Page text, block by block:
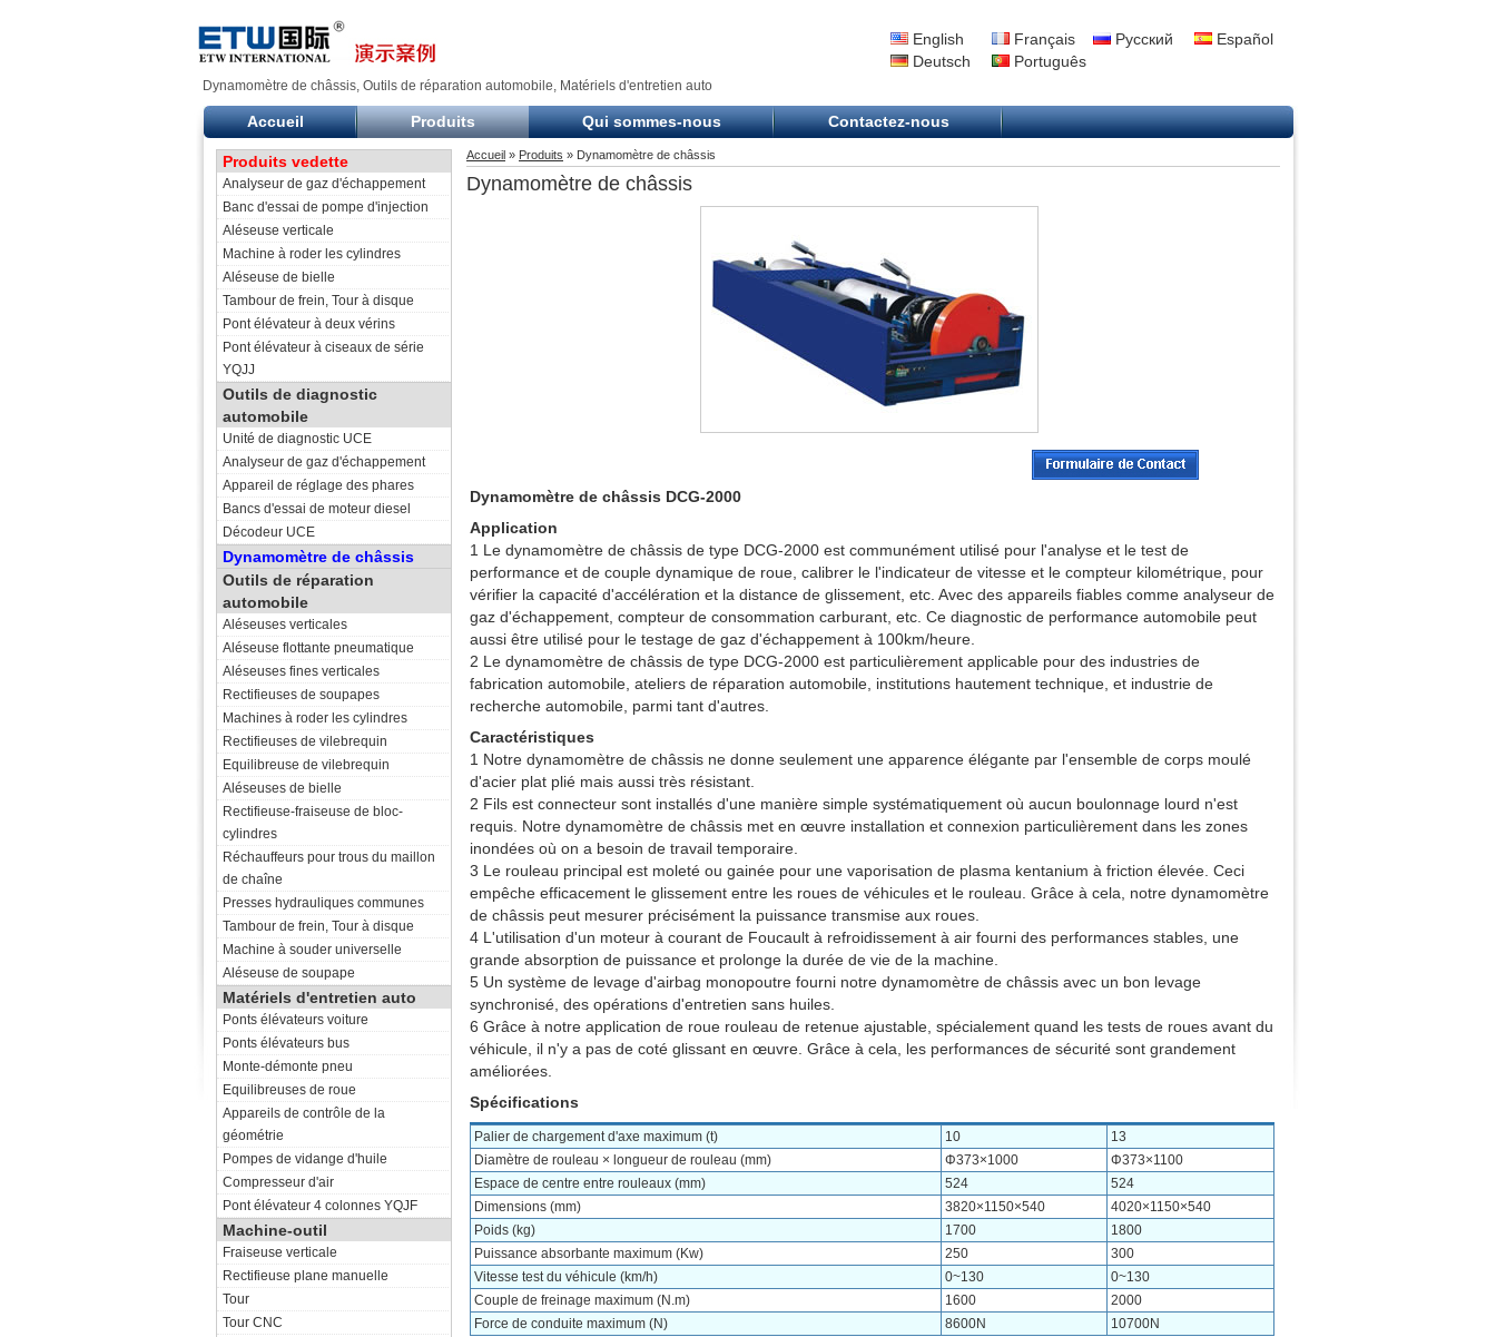
Dynamomètre de châssis, Outils de réparation automobile, Matériels d'entretien auto
English Français Русский
Español
Deutsch
Português
Accueil Produits Qui sommes-nous Contactez-nous
Produits vedette
Analyseur de gaz d'échappement
Banc d'essai de pompe d'injection
Aléseuse verticale
Machine à roder les cylindres
Aléseuse de bielle
Tambour de frein, Tour à disque
Pont élévateur à deux vérins
Pont élévateur à ciseaux de série
YQJJ
Outils de diagnostic
automobile
Unité de diagnostic UCE
Analyseur de gaz d'échappement
Appareil de réglage des phares
Bancs d'essai de moteur diesel
Décodeur UCE
Dynamomètre de châssis
Outils de réparation
automobile
Aléseuses verticales
Aléseuse flottante pneumatique
Aléseuses fines verticales
Rectifieuses de soupapes
Machines à roder les cylindres
Rectifieuses de vilebrequin
Equilibreuse de vilebrequin
Aléseuses de bielle
Rectifieuse-fraiseuse de bloc-
cylindres
Réchauffeurs pour trous du maillon
de chaîne
Presses hydrauliques communes
Tambour de frein, Tour à disque
Machine à souder universelle
Aléseuse de soupape
Matériels d'entretien auto
Ponts élévateurs voiture
Ponts élévateurs bus
Monte-démonte pneu
Equilibreuses de roue
Appareils de contrôle de la
géométrie
Pompes de vidange d'huile
Compresseur d'air
Pont élévateur 4 colonnes YQJF
Machine-outil
Fraiseuse verticale
Rectifieuse plane manuelle
Tour
Tour CNC
Accueil » Produits » Dynamomètre de châssis
Dynamomètre de châssis
Dynamomètre de châssis DCG-2000
Application
1 Le dynamomètre de châssis de type DCG-2000 est communément utilisé pour l'analyse et le test de
performance et de couple dynamique de roue, calibrer le l'indicateur de vitesse et le compteur kilométrique, pour
vérifier la capacité d'accélération et la distance de glissement, etc. Avec des appareils fiables comme analyseur de
gaz d'échappement, compteur de consommation carburant, etc. Ce diagnostic de performance automobile peut
aussi être utilisé pour le testage de gaz d'échappement à 100km/heure.
2 Le dynamomètre de châssis de type DCG-2000 est particulièrement applicable pour des industries de
fabrication automobile, ateliers de réparation automobile, institutions hautement technique, et industrie de
recherche automobile, parmi tant d'autres.
Caractéristiques
1 Notre dynamomètre de châssis ne donne seulement une apparence élégante par l'ensemble de corps moulé
d'acier plat plié mais aussi très résistant.
2 Fils est connecteur sont installés d'une manière simple systématiquement où aucun boulonnage lourd n'est
requis. Notre dynamomètre de châssis met en œuvre installation et connexion particulièrement dans les zones
inondées où on a besoin de travail temporaire.
3 Le rouleau principal est moleté ou gainée pour une vaporisation de plasma kentanium à friction élevée. Ceci
empêche efficacement le glissement entre les roues de véhicules et le rouleau. Grâce à cela, notre dynamomètre
de châssis peut mesurer précisément la puissance transmise aux roues.
4 L'utilisation d'un moteur à courant de Foucault à refroidissement à air fourni des performances stables, une
grande absorption de puissance et prolonge la durée de vie de la machine.
5 Un système de levage d'airbag monopoutre fourni notre dynamomètre de châssis avec un bon levage
synchronisé, des opérations d'entretien sans huiles.
6 Grâce à notre application de roue rouleau de retenue ajustable, spécialement quand les tests de roues avant du
véhicule, il n'y a pas de coté glissant en œuvre. Grâce à cela, les performances de sécurité sont grandement
améliorées.
Spécifications
Palier de chargement d'axe maximum (t) 10
13
Diamètre de rouleau × longueur de rouleau (mm)
Φ373×1000
Φ373×1100
Espace de centre entre rouleaux (mm)
524
524
Dimensions (mm)
3820×1150×540
4020×1150×540
Poids (kg)
1700
1800
Puissance absorbante maximum (Kw)
250
300
Vitesse test du véhicule (km/h)
0~130
0~130
Couple de freinage maximum (N.m)
1600
2000
Force de conduite maximum (N)
8600N 10700N